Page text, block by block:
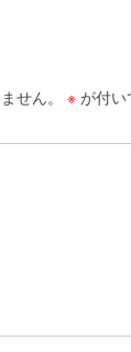
せん。 ※ が付い